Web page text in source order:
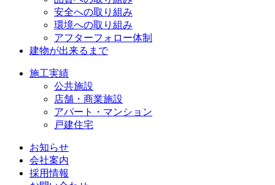
安全への取り組み
環境への取り組み
アフターフォロー体制
建物が出来るまで
施工実績
公共施設
店舗・商業施設
アパート・マンション
戸建住宅
お知らせ
会社案内
採用情報